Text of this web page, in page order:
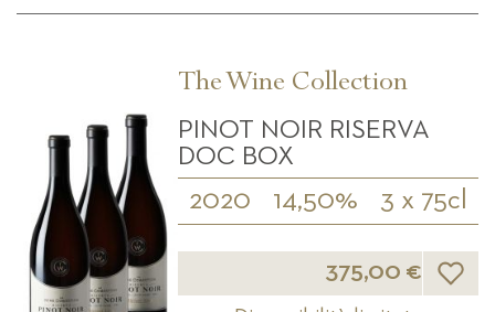
The Wine Collection
PINOT NOIR RISERVA
DOC BOX
2020 14,50% 3 x 75cl
375,00 € Lista